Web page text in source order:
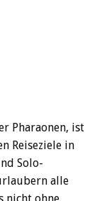
Pharaonen, ist
Reiseziele in
Solo-
alle